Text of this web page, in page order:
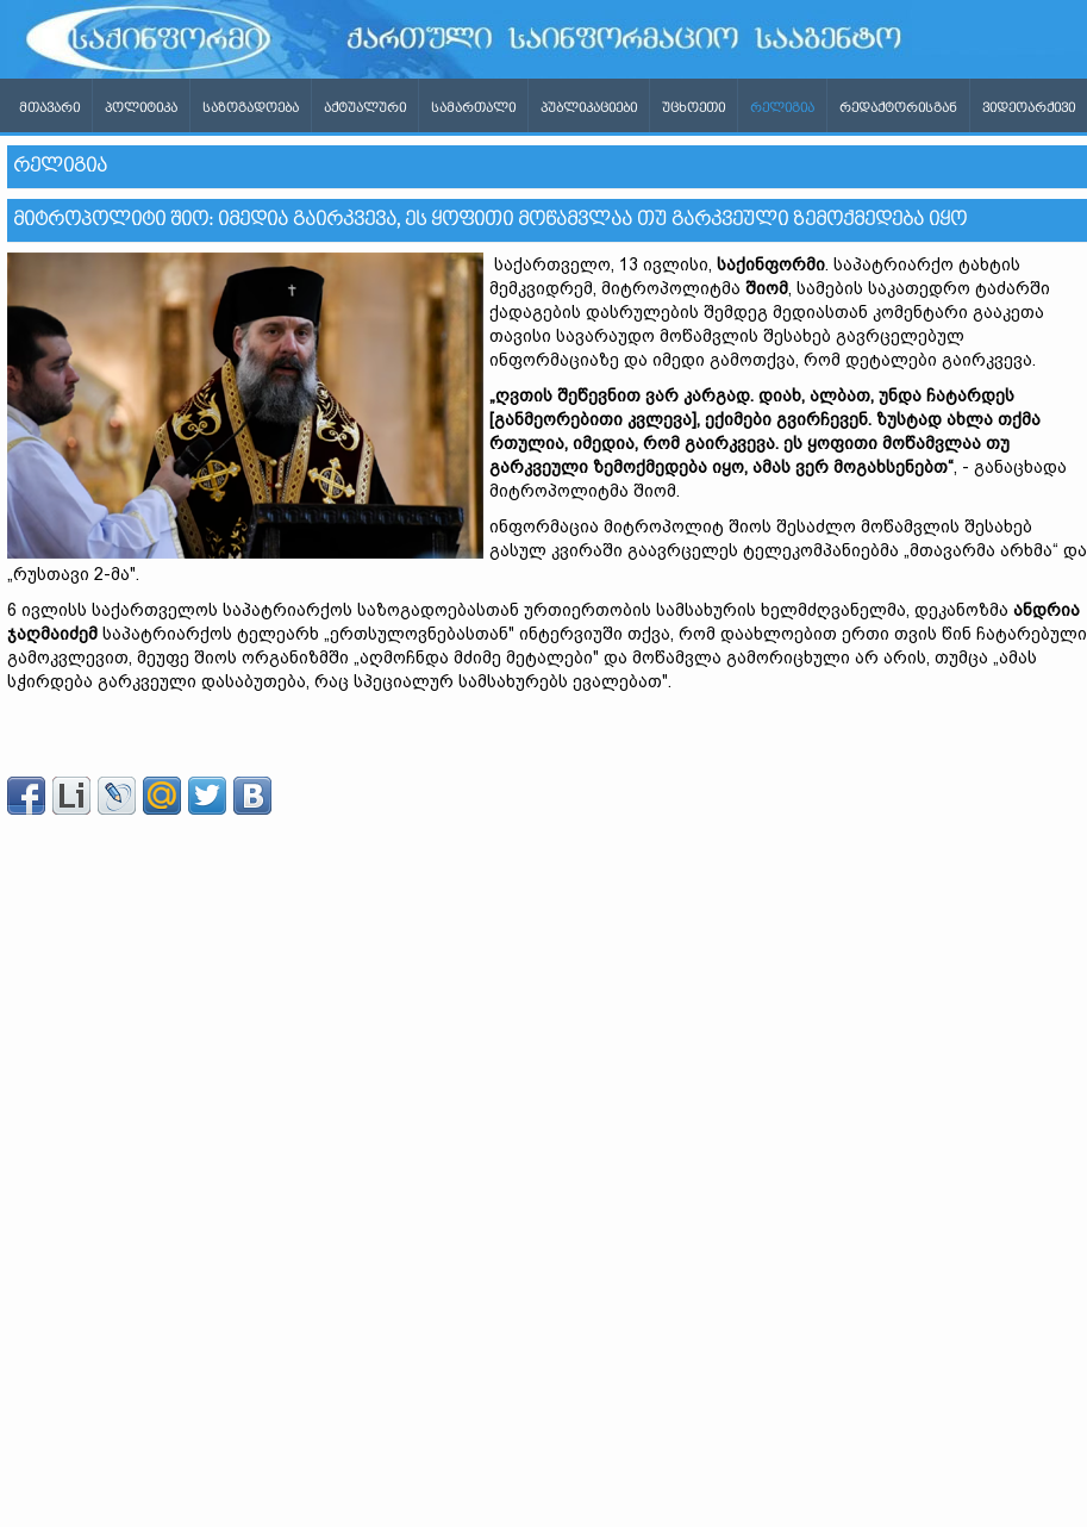
ᲛᲗᲐᲕᲐᲠᲘ ᲞᲝᲚᲘᲢᲘᲙᲐ ᲡᲐᲖᲝᲒᲐᲓᲝᲔᲑᲐ ᲐᲥᲢᲣᲐᲚᲣᲠᲘ ᲡᲐᲛᲐᲠᲗᲐᲚᲘ ᲞᲣᲑᲚᲘᲙᲐᲪᲘᲔᲑᲘ ᲣᲪᲮᲝᲔᲗᲘ ᲠᲔᲚᲘᲒᲘᲐ ᲠᲔᲓᲐᲥᲢᲝᲠᲘᲡᲒᲐᲜ ᲕᲘᲓᲔᲝᲐᲠᲥᲘᲕᲘ
ᲠᲔᲚᲘᲒᲘᲐ
ᲛᲘᲢᲠᲝᲞᲝᲚᲘᲢᲘ ᲨᲘᲝ: ᲘᲛᲔᲓᲘᲐ ᲒᲐᲘᲠᲙᲕᲔᲕᲐ, ᲔᲡ ᲧᲝᲤᲘᲗᲘ ᲛᲝᲬᲐᲛᲕᲚᲐᲐ ᲗᲣ ᲒᲐᲠᲙᲕᲔᲣᲚᲘ ᲖᲔᲛᲝᲥᲛᲔᲓᲔᲑᲐ ᲘᲧᲝ
საქართველო, 13 ივლისი, საქინფორმი. საპატრიარქო ტახტის
მემკვიდრემ, მიტროპოლიტმა შიომ, სამების საკათედრო ტაძარში
ქადაგების დასრულების შემდეგ მედიასთან კომენტარი გააკეთა
თავისი სავარაუდო მოწამვლის შესახებ გავრცელებულ
ინფორმაციაზე და იმედი გამოთქვა, რომ დეტალები გაირკვევა.
„ღვთის შეწევნით ვარ კარგად. დიახ, ალბათ, უნდა ჩატარდეს
[განმეორებითი კვლევა], ექიმები გვირჩევენ. ზუსტად ახლა თქმა
რთულია, იმედია, რომ გაირკვევა. ეს ყოფითი მოწამვლაა თუ
გარკვეული ზემოქმედება იყო, ამას ვერ მოგახსენებთ“, - განაცხადა
მიტროპოლიტმა შიომ.
ინფორმაცია მიტროპოლიტ შიოს შესაძლო მოწამვლის შესახებ
გასულ კვირაში გაავრცელეს ტელეკომპანიებმა „მთავარმა არხმა“ და
„რუსთავი 2-მა".
6 ივლისს საქართველოს საპატრიარქოს საზოგადოებასთან ურთიერთობის სამსახურის ხელმძღვანელმა, დეკანოზმა ანდრია
ჯაღმაიძემ საპატრიარქოს ტელეარხ „ერთსულოვნებასთან" ინტერვიუში თქვა, რომ დაახლოებით ერთი თვის წინ ჩატარებული
გამოკვლევით, მეუფე შიოს ორგანიზმში „აღმოჩნდა მძიმე მეტალები" და მოწამვლა გამორიცხული არ არის, თუმცა „ამას
სჭირდება გარკვეული დასაბუთება, რაც სპეციალურ სამსახურებს ევალებათ".